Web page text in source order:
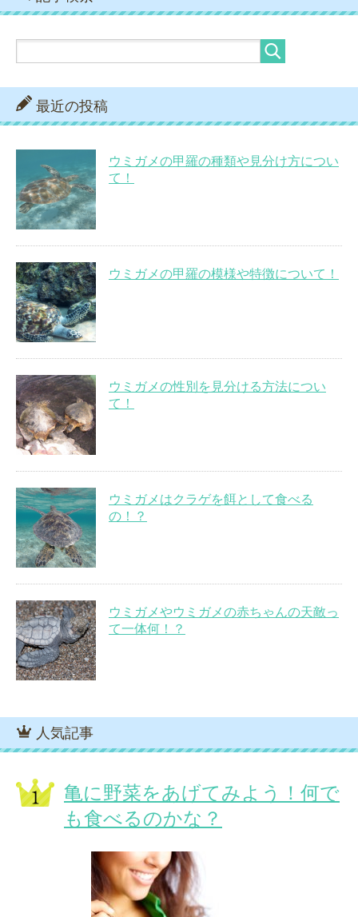
最近の投稿
ウミガメの甲羅の種類や見分け方につい
て！
ウミガメの甲羅の模様や特徴について！
ウミガメの性別を見分ける方法につい
て！
ウミガメはクラゲを餌として食べる
の！？
ウミガメやウミガメの赤ちゃんの天敵っ
て一体何！？
人気記事
亀に野菜をあげてみよう！何で
も食べるのかな？